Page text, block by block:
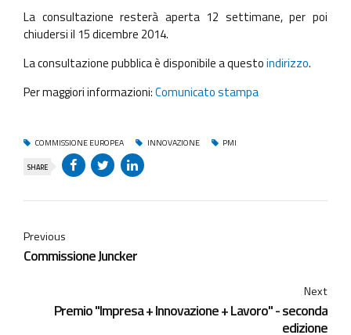
La consultazione resterà aperta 12 settimane, per poi
chiudersi il 15 dicembre 2014.
La consultazione pubblica è disponibile a questoindirizzo.
Per maggiori informazioni:Comunicato stampa
COMMISSIONE EUROPEA INNOVAZIONE PMI
SHARE
Previous
Commissione Juncker
Next
Premio "Impresa + Innovazione + Lavoro" - seconda
edizione